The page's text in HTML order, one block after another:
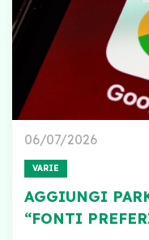
06/07/2026
VARIE
AGGIUNGI
“FONTI